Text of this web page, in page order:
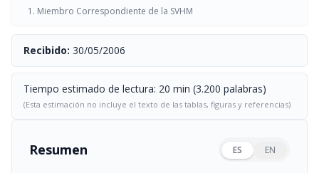
Miembro Correspondiente de la SVHM
Recibido: 30/05/2006
Tiempo estimado de lectura: 20 min (3.200 palabras)
(Esta estimación no incluye el texto de las tablas, figuras y referencias)
Resumen ES EN